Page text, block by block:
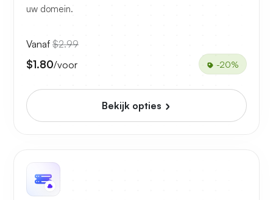
uw domein.
Vanaf $2.99
$1.80/voor -20%
Bekijk opties